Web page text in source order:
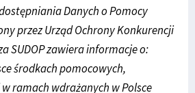
Danych o Pomocy
przez Urząd Ochrony Konkurencji
SUDOP zawiera informacje o:
środkach pomocowych,
ramach wdrażanych w Polsce